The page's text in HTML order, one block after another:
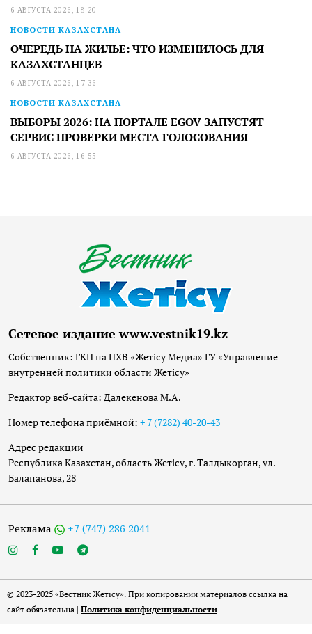
6 АВГУСТА 2026, 18:20
НОВОСТИ КАЗАХСТАНА
ОЧЕРЕДЬ НА ЖИЛЬЕ: ЧТО ИЗМЕНИЛОСЬ ДЛЯ
КАЗАХСТАНЦЕВ
6 АВГУСТА 2026, 17:36
НОВОСТИ КАЗАХСТАНА
ВЫБОРЫ 2026: НА ПОРТАЛЕ EGOV ЗАПУСТЯТ
СЕРВИС ПРОВЕРКИ МЕСТА ГОЛОСОВАНИЯ
6 АВГУСТА 2026, 16:55
Сетевое издание www.vestnik19.kz
Собственник: ГКП на ПХВ «Жетісу Медиа» ГУ «Управление
внутренней политики области Жетісу»
Редактор веб-сайта: Далекенова М.А.
Номер телефона приёмной: + 7 (7282) 40-20-43
Адрес редакции
Республика Казахстан, область Жетісу, г. Талдыкорган, ул.
Балапанова, 28
Реклама +7 (747) 286 2041
© 2023-2025 «Вестник Жетісу». При копировании материалов ссылка на
сайт обязательна | Политика конфиденциальности